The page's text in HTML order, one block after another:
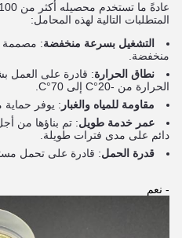
المتطلبات التالية لهذه المحامل:
التشغيل بسرعة منخفضة: مصممة
منخفضة.
نطاق الحرارة: قادرة على العمل
الحرارة من -20°C إلى 70°C.
مقاومة للمياه والغبار : يوفر حماية
عمر خدمة طويل: تم بناؤها من
دائم على مدى فترات طويلة.
قدرة الحمل: قادرة على تحمل
- نعم